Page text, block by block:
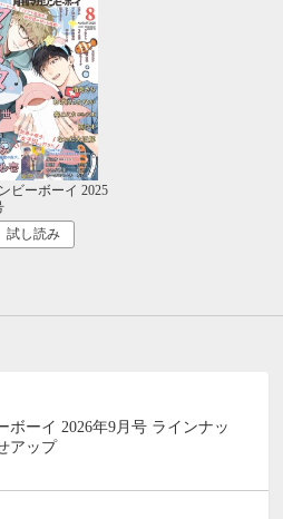
ビーボーイ 2025
試し読み
ボーイ 2026年9月号 ラインナッ
アップ